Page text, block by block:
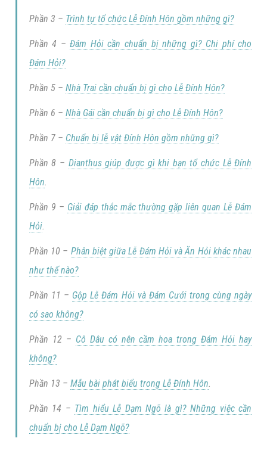
Phần 3 – Trình tự tổ chức Lễ Đính Hôn gồm những gì?
Phần 4 –Đám Hỏi cần chuẩn bị những gì? Chi phí cho
Đám Hỏi?
Phần 5 – Nhà Trai cần chuẩn bị gì cho Lễ Đính Hôn?
Phần 6 – Nhà Gái cần chuẩn bị gì cho Lễ Đính Hôn?
Phần 7 – Chuẩn bị lễ vật Đính Hôn gồm những gì?
Phần 8 – Dianthus giúp được gì khi bạn tổ chức Lễ Đính
Hôn.
Phần 9 – Giải đáp thắc mắc thường gặp liên quan Lễ Đám
Hỏi.
Phần 10 – Phân biệt giữa Lễ Đám Hỏi và Ăn Hỏi khác nhau
như thế nào?
Phần 11 – Gộp Lễ Đám Hỏi và Đám Cưới trong cùng ngày
có sao không?
Phần 12 – Cô Dâu có nên cầm hoa trong Đám Hỏi hay
không?
Phần 13 – Mẫu bài phát biểu trong Lễ Đính Hôn.
Phần 14 – Tìm hiểu Lễ Dạm Ngõ là gì? Những việc cần
chuẩn bị cho Lễ Dạm Ngõ?